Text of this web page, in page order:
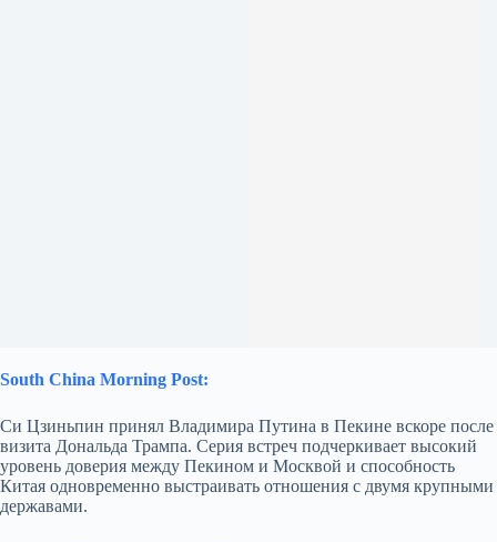
South China Morning Post:
Си Цзиньпин принял Владимира Путина в Пекине вскоре после
визита Дональда Трампа. Серия встреч подчеркивает высокий
уровень доверия между Пекином и Москвой и способность
Китая одновременно выстраивать отношения с двумя крупными
державами.